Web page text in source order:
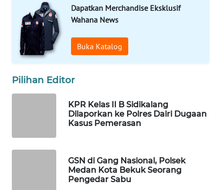
Dapatkan Merchandise Eksklusif
Wahana News
Buka Katalog
Pilihan Editor
KPR Kelas II B Sidikalang
Dilaporkan ke Polres Dairi Dugaan
Kasus Pemerasan
GSN di Gang Nasional, Polsek
Medan Kota Bekuk Seorang
Pengedar Sabu
Wahana
Network
KONSUMEN
LISTRIK
MASYARAKAT
ID